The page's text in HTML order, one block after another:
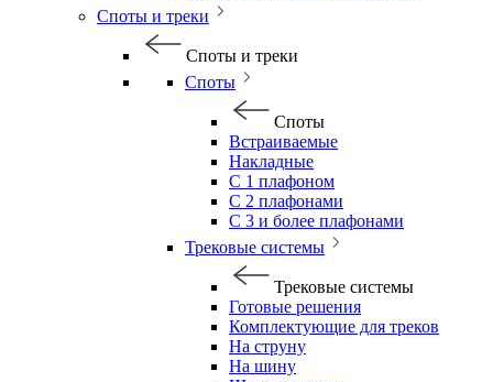
Споты и треки
Споты и треки
Споты
Споты
Встраиваемые
Накладные
С 1 плафоном
С 2 плафонами
С 3 и более плафонами
Трековые системы
Трековые системы
Готовые решения
Комплектующие для треков
На струну
На шину